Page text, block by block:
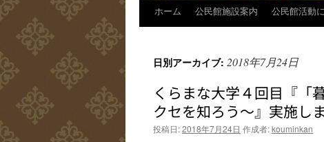
ホーム 公民館施設案内 公民館活動
日別アーカイブ: 2018年7月24日
くらまな大学４回目『「
クセを知ろう～』実施し
投稿日:2018年7月24日 作成者:kouminkan